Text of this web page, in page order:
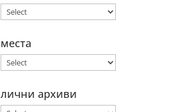
места
лични архиви